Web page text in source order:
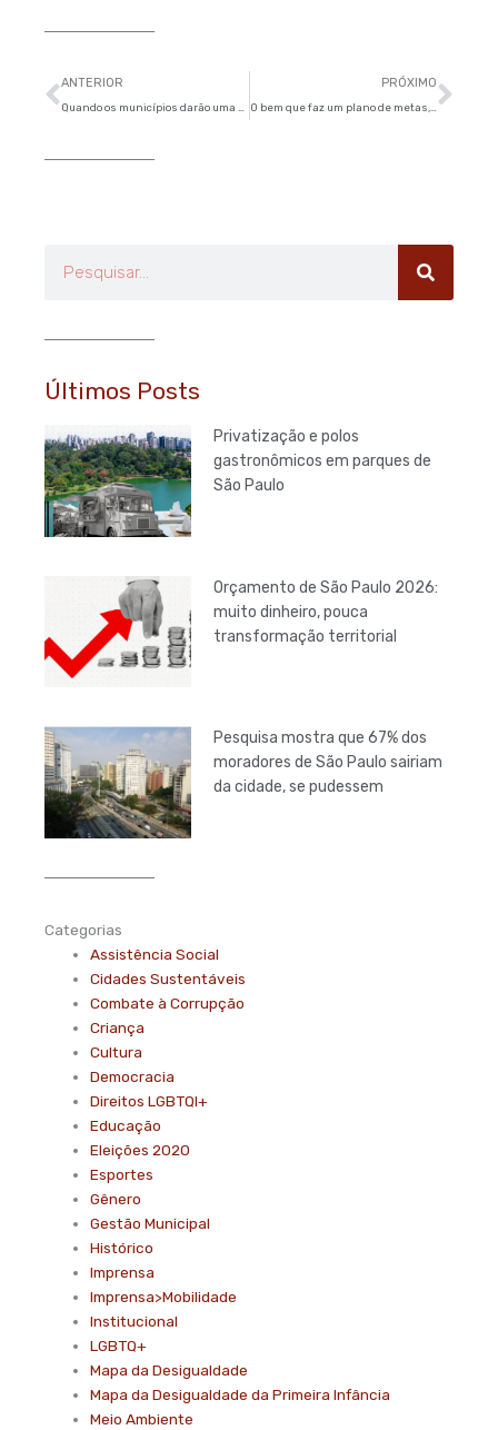
Anterior
ANTERIOR PRÓXIMO
Últimos Posts
Privatização e polos
gastronômicos em parques de
São Paulo
Orçamento de São Paulo 2026:
muito dinheiro, pouca
transformação territorial
Pesquisa mostra que 67% dos
moradores de São Paulo sairiam
da cidade, se pudessem
Categorias
Assistência Social
Cidades Sustentáveis
Combate à Corrupção
Criança
Cultura
Democracia
Direitos LGBTQI+
Educação
Eleições 2020
Esportes
Gênero
Gestão Municipal
Histórico
Imprensa
Imprensa>Mobilidade
Institucional
LGBTQ+
Mapa da Desigualdade
Mapa da Desigualdade da Primeira Infância
Meio Ambiente